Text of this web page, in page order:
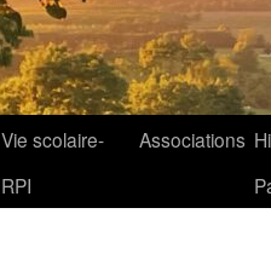
Vie scolaire-
RPI
Associations